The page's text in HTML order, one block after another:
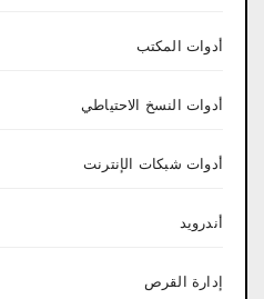
أدوات المكتب
أدوات النسخ الاحتياطي
أدوات شبكات الإنترنت
أندرويد
إدارة القرص